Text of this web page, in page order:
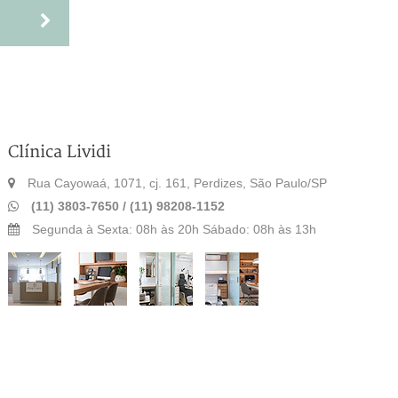
Clínica Lividi
Rua Cayowaá, 1071, cj. 161, Perdizes, São Paulo/SP
(11) 3803-7650 / (11) 98208-1152
Segunda à Sexta: 08h às 20h Sábado: 08h às 13h